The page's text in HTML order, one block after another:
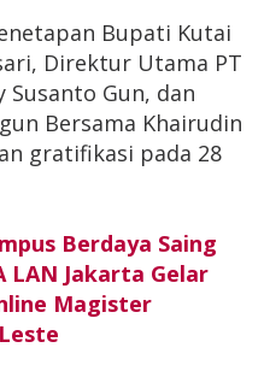
Bupati Kutai
Direktur Utama PT
Susanto Gun, dan
Bersama Khairudin
gratifikasi pada 28
Berdaya Saing
LAN Jakarta Gelar
Magister